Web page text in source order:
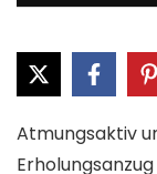
Atmungsaktiv